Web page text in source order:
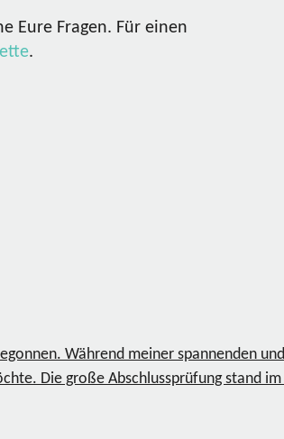
Eure Fragen. Für einen
.
Während meiner spannenden
Die große Abschlussprüfung stand